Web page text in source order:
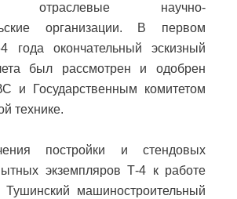
отраслевые научно-
организации. В первом
года окончательный эскизный
был рассмотрен и одобрен
и Государственным комитетом
технике.
постройки и стендовых
экземпляров Т-4 к работе
Тушинский машиностроительный